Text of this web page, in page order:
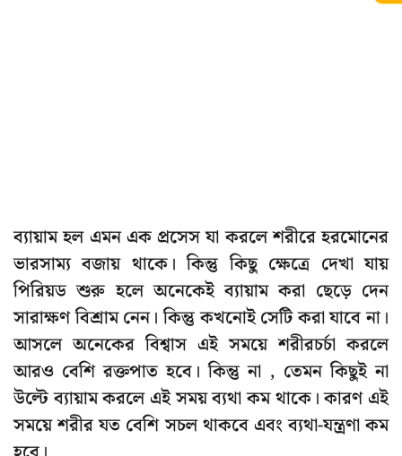
ব্যায়াম হল এমন এক প্রসেস যা করলে শরীরে হরমোনের
ভারসাম্য বজায় থাকে। কিন্তু কিছু ক্ষেত্রে দেখা যায়
পিরিয়ড শুরু হলে অনেকেই ব্যায়াম করা ছেড়ে দেন
সারাক্ষণ বিশ্রাম নেন। কিন্তু কখনোই সেটি করা যাবে না।
আসলে অনেকের বিশ্বাস এই সময়ে শরীরচর্চা করলে
আরও বেশি রক্তপাত হবে। কিন্তু না , তেমন কিছুই না
উল্টে ব্যায়াম করলে এই সময় ব্যথা কম থাকে। কারণ এই
সময়ে শরীর যত বেশি সচল থাকবে এবং ব্যথা-যন্ত্রণা কম